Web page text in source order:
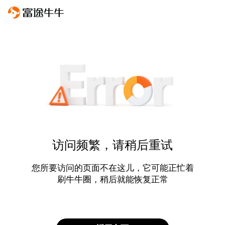
访问频繁，请稍后重试
您所要访问的页面不在这儿，它可能正忙着
刷牛牛圈，稍后就能恢复正常